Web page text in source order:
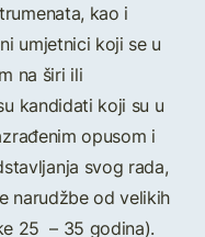
kao i
umjetnici koji se u
na širi ili
kandidati koji su u
opusom i
svog rada,
narudžbe od velikih
25 – 35 godina).